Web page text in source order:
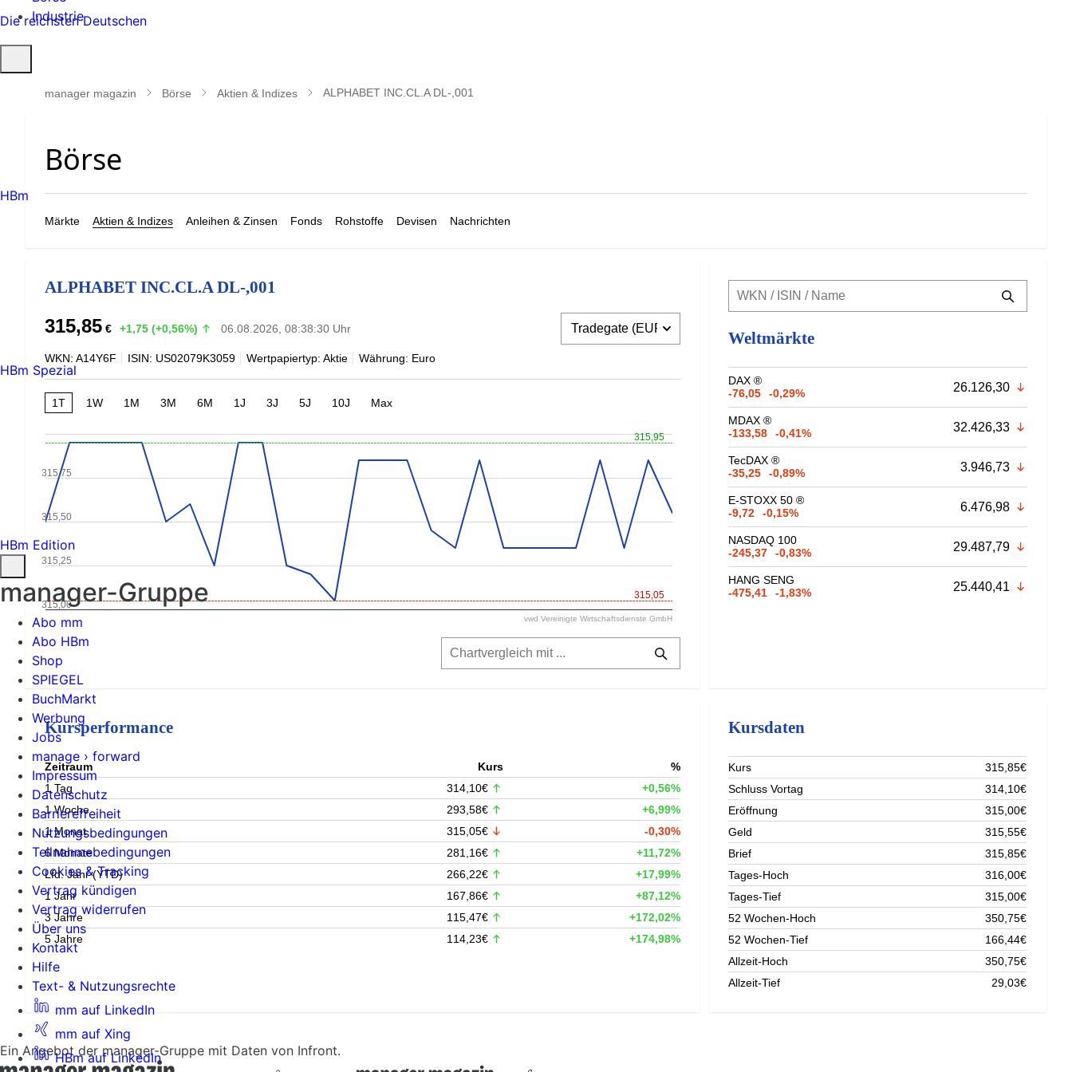
Industrie
öffnen
manager magazin Börse Aktien & Indizes ALPHABET INC.CL.A DL-,001
Märkte Aktien & Indizes Anleihen & Zinsen Fonds Rohstoffe Devisen Nachrichten
ALPHABET INC.CL.A DL-,001
315,85 € +1,75 (+0,56%) 06.08.2026, 08:38:30 Uhr
WKN: A14Y6F ISIN: US02079K3059 Wertpapiertyp: Aktie Währung: Euro
1T 1W 1M 3M 6M 1J 3J 5J 10J Max
315,95
315,05
315,00
315,25
315,50
315,75
vwd Vereinigte Wirtschaftsdienste GmbH
Weltmärkte
DAX ®
-76,05
-0,29% 26.126,30
MDAX ®
-133,58
-0,41% 32.426,33
TecDAX ®
-35,25
-0,89% 3.946,73
E-STOXX 50 ®
-9,72
-0,15% 6.476,98
NASDAQ 100
-245,37
-0,83% 29.487,79
HANG SENG
-475,41
-1,83% 25.440,41
Kursperformance
Zeitraum Kurs
%
1 Tag
314,10€
+0,56%
1 Woche
293,58€
+6,99%
1 Monat
315,05€
-0,30%
6 Monate
281,16€
+11,72%
Lfd. Jahr (YTD)
266,22€
+17,99%
1 Jahr
167,86€
+87,12%
3 Jahre
115,47€
+172,02%
5 Jahre
114,23€ +174,98%
Kursdaten
Kurs
315,85€
Schluss Vortag
314,10€
Eröffnung
315,00€
Geld
315,55€
Brief
315,85€
Tages-Hoch
316,00€
Tages-Tief
315,00€
52 Wochen-Hoch
350,75€
52 Wochen-Tief
166,44€
Allzeit-Hoch
350,75€
Allzeit-Tief
29,03€
Ein Angebot der manager-Gruppe mit Daten von Infront.
Die reichsten Deutschen
HBm
HBm Spezial
HBm Edition
manager-Gruppe
Abo mm
Abo HBm
Shop
SPIEGEL
BuchMarkt
Werbung
Jobs
manage › forward
Impressum
Datenschutz
Barrierefreiheit
Nutzungsbedingungen
Teilnahmebedingungen
Cookies & Tracking
Vertrag kündigen
Vertrag widerrufen
Über uns
Kontakt
Hilfe
Text- & Nutzungsrechte
mm auf LinkedIn
mm auf Xing
HBm auf LinkedIn